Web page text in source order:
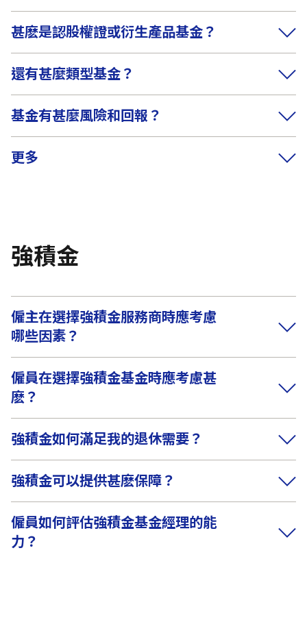
甚麽是認股權證或衍生產品基金？
還有甚麼類型基金？
基金有甚麼風險和回報？
更多
強積金
僱主在選擇強積金服務商時應考慮
哪些因素？
僱員在選擇強積金基金時應考慮甚
麽？
強積金如何滿足我的退休需要？
強積金可以提供甚麽保障？
僱員如何評估強積金基金經理的能
力？